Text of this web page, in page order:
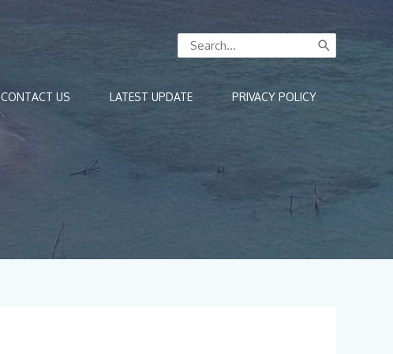
Search
for:
CONTACT US LATEST UPDATE PRIVACY POLICY